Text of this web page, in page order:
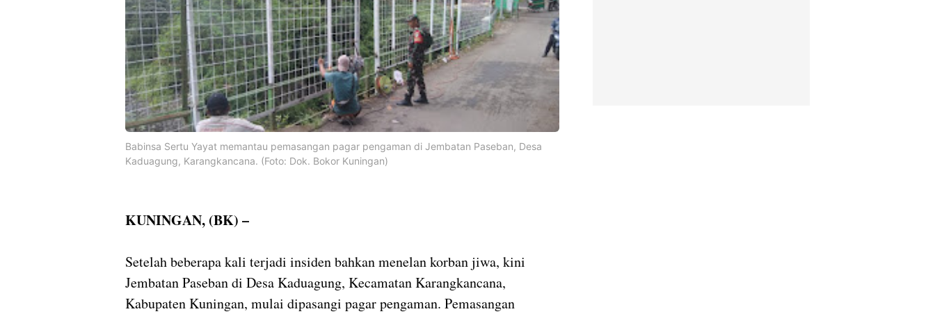
Babinsa Sertu Yayat memantau pemasangan pagar pengaman di Jembatan Paseban, Desa
Kaduagung, Karangkancana. (Foto: Dok. Bokor Kuningan)
KUNINGAN, (BK) –
Setelah beberapa kali terjadi insiden bahkan menelan korban jiwa, kini
Jembatan Paseban di Desa Kaduagung, Kecamatan Karangkancana,
Kabupaten Kuningan, mulai dipasangi pagar pengaman. Pemasangan